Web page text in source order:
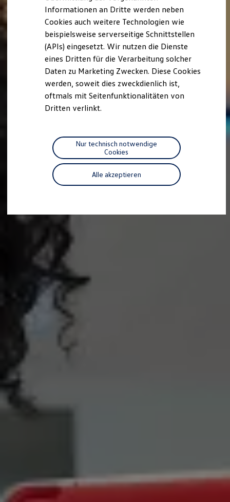
myVolkswagen
Software Updates
Service und Ersatzteile
Inspektion und HU/AU
Reparaturen und Checks
Motorenöl und Flüssigkeiten
Räder und Reifen
Pannen- und Unfallhilfe
Economy Service
Volkswagen Teile
Zubehör
Modellspezifisches Zubehör
Individualisieren
Wallbox und Ladekabel
Digitale Extras
Dienste für Ihr Modell finden
Volkswagen Apps, Login und Shop
Handy und Fahrzeug verbinden
Vorgängermodelle
Volkswagen Kundenbetreuung
Warn- und Kontrollleuchten
Assistenzsysteme
Digitale Betriebsanleitung
Live Beratung
Magazin
Lifestyle
Familie
Elektromobilität
Volkswagen R
Volkswagen Kundenbetreuung
Informationen an Dritte werden neben
Cookies auch weitere Technologien wie
beispielsweise serverseitige Schnittstellen
(APIs) eingesetzt. Wir nutzen die Dienste
eines Dritten für die Verarbeitung solcher
Daten zu Marketing Zwecken. Diese Cookies
werden, soweit dies zweckdienlich ist,
oftmals mit Seitenfunktionalitäten von
Dritten verlinkt.
Alle akzeptieren
Nur technisch notwendige
Cookies